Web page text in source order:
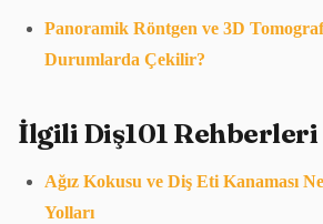
Panoramik Röntgen ve 3D
Durumlarda Çekilir?
İlgili Diş101 Rehberleri
Ağız Kokusu ve Diş Eti Kanaması
Yolları